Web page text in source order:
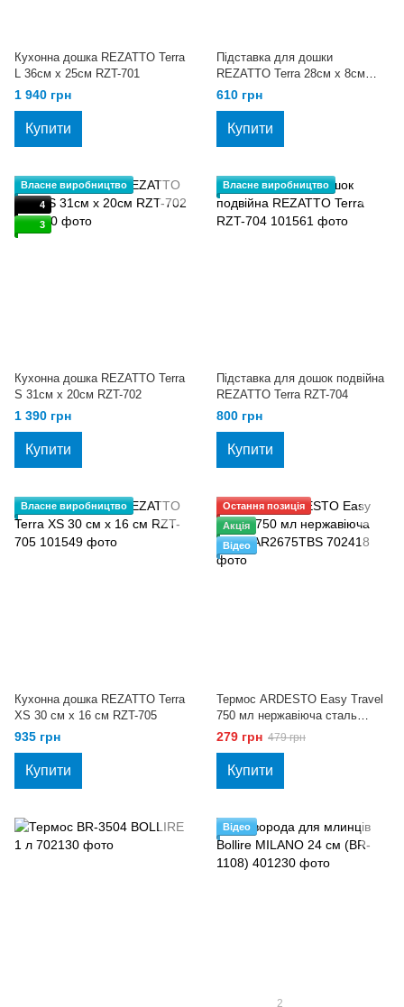
Кухонна дошка REZATTO Terra
L 36см х 25см RZT-701
1 940 грн
Купити
Підставка для дошки
REZATTO Terra 28см х 8см
RZT-703
610 грн
Купити
Власне виробництво
4
3
Кухонна дошка REZATTO Terra
S 31см х 20см RZT-702
1 390 грн
Купити
Власне виробництво
Підставка для дошок подвійна
REZATTO Terra RZT-704
800 грн
Купити
Власне виробництво
Кухонна дошка REZATTO Terra
XS 30 см х 16 см RZT-705
935 грн
Купити
Остання позиція
Акція
Відео
Термос ARDESTO Easy Travel
750 мл нержавіюча сталь
AR2675TBS
279 грн 479 грн
Купити
Відео
2